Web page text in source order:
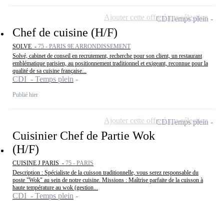
Chef de cuisine (H/F)
SOLVE - 75 - PARIS 9E ARRONDISSEMENT
Solvé, cabinet de conseil en recrutement, recherche pour son client, un restaurant
emblématique parisien, au positionnement traditionnel et exigeant, reconnue pour la
qualité de sa cuisine française...
CDI - Temps plein
Publié hier
CDITemps plein
Ajouter cette offre à ma sélection
Cuisinier Chef de Partie Wok
(H/F)
CUISINE J PARIS - 75 - PARIS
Description : Spécialiste de la cuisson traditionnelle, vous serez responsable du
poste "Wok" au sein de notre cuisine. Missions : Maîtrise parfaite de la cuisson à
haute température au wok (gestion...
CDI - Temps plein
CDITemps plein
Ajouter cette offre à ma sélection